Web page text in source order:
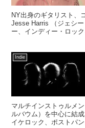
NY出身のギタリスト、
Jesse Harris （ジェシ
ー、インディー・ロッ
Indie
マルチインストゥルメ
ルバウム）を中心に結
イケロック、ポストパ